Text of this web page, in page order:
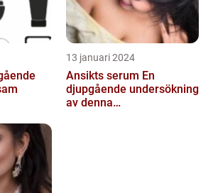
13 januari 2024
Ansikts serum En
djupgående undersökning
av denna